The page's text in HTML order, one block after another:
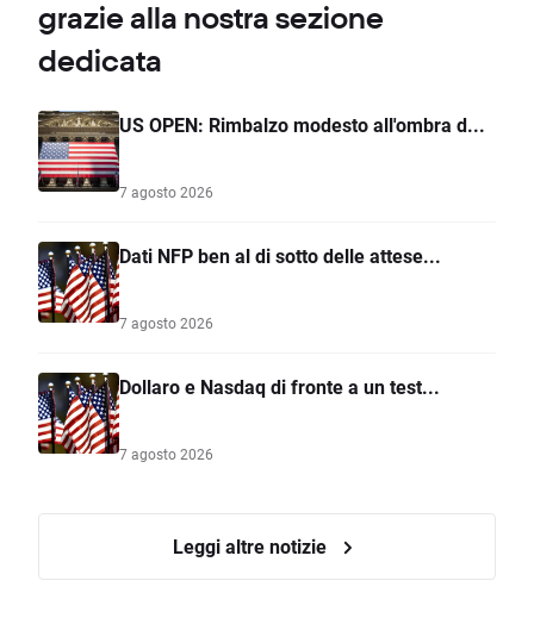
grazie alla nostra sezione
dedicata
US OPEN: Rimbalzo modesto all'ombra d...
7 agosto 2026
Dati NFP ben al di sotto delle attese...
7 agosto 2026
Dollaro e Nasdaq di fronte a un test...
7 agosto 2026
Leggi altre notizie